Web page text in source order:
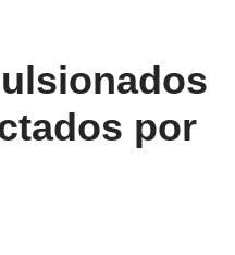
por